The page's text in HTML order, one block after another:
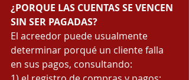
¿PORQUE LAS CUENTAS SE VENCEN
SIN SER PAGADAS?
El acreedor puede usualmente
determinar porqué un cliente falla
en sus pagos, consultando: